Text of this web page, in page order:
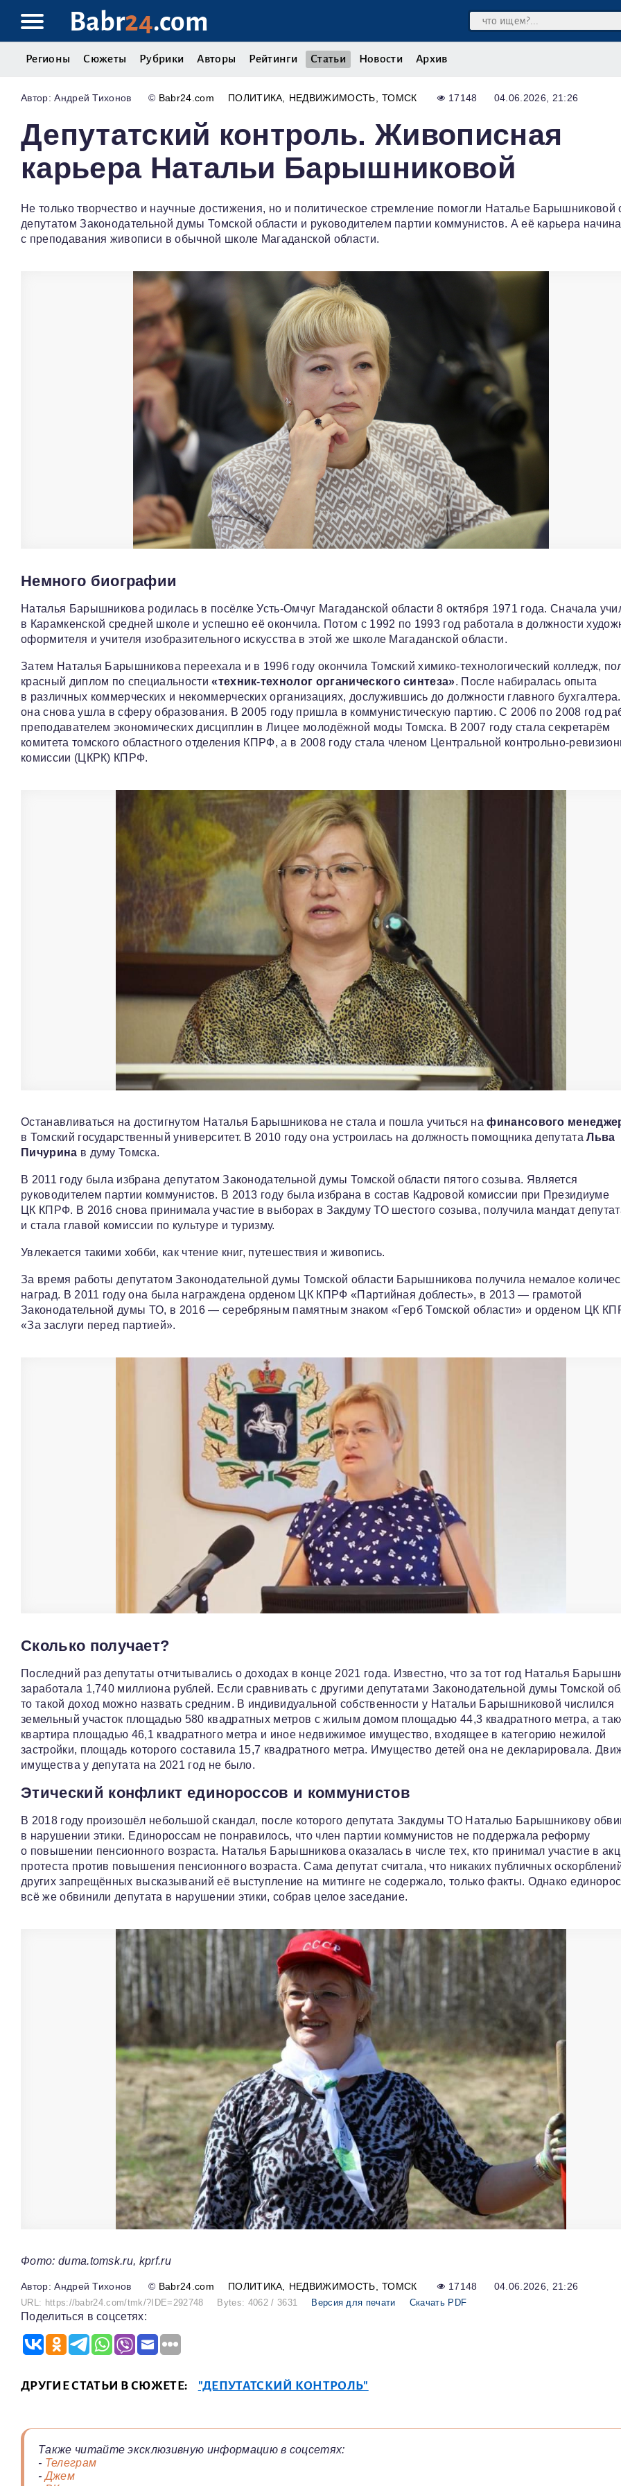
Babr24.com
Регионы Сюжеты Рубрики Авторы Рейтинги Статьи Новости Архив
Андрей Тихонов © Babr24.com ПОЛИТИКА НЕДВИЖИМОСТЬ ТОМСК 17148 04.06.2026, 21:26
Депутатский контроль. Живописная
карьера Натальи Барышниковой
Не только творчество и научные достижения, но и политическое стремление помогли Наталье Барышниковой
депутатом Законодательной думы Томской области и руководителем партии коммунистов. А её карьера
с преподавания живописи в обычной школе Магаданской области.
Немного биографии
Наталья Барышникова родилась в посёлке Усть-Омчуг Магаданской области 8 октября 1971 года. Сначала
в Карамкенской средней школе и успешно её окончила. Потом с 1992 по 1993 год работала в должности
оформителя и учителя изобразительного искусства в этой же школе Магаданской области.
Затем Наталья Барышникова переехала и в 1996 году окончила Томский химико-технологический колледж,
красный диплом по специальности«техник-технолог органического синтеза». После набиралась опыта
в различных коммерческих и некоммерческих организациях, дослужившись до должности главного
она снова ушла в сферу образования. В 2005 году пришла в коммунистическую партию. С 2006 по 2008 год
преподавателем экономических дисциплин в Лицее молодёжной моды Томска. В 2007 году стала секретарём
комитета томского областного отделения КПРФ, а в 2008 году стала членом Центральной контрольно-
комиссии (ЦКРК) КПРФ.
Останавливаться на достигнутом Наталья Барышникова не стала и пошла учиться нафинансового
в Томский государственный университет. В 2010 году она устроилась на должность помощника депутатаЛьва
Пичурина в думу Томска.
В 2011 году была избрана депутатом Законодательной думы Томской области пятого созыва. Является
руководителем партии коммунистов. В 2013 году была избрана в состав Кадровой комиссии при Президиуме
ЦК КПРФ. В 2016 снова принимала участие в выборах в Закдуму ТО шестого созыва, получила мандат
и стала главой комиссии по культуре и туризму.
Увлекается такими хобби, как чтение книг, путешествия и живопись.
За время работы депутатом Законодательной думы Томской области Барышникова получила немалое
наград. В 2011 году она была награждена орденом ЦК КПРФ «Партийная доблесть», в 2013 — грамотой
Законодательной думы ТО, в 2016 — серебряным памятным знаком «Герб Томской области» и орденом ЦК
«За заслуги перед партией».
Сколько получает?
Последний раз депутаты отчитывались о доходах в конце 2021 года. Известно, что за тот год Наталья
заработала 1,740 миллиона рублей. Если сравнивать с другими депутатами Законодательной думы Томской
то такой доход можно назвать средним. В индивидуальной собственности у Натальи Барышниковой числился
земельный участок площадью 580 квадратных метров с жилым домом площадью 44,3 квадратного метра, а
квартира площадью 46,1 квадратного метра и иное недвижимое имущество, входящее в категорию нежилой
застройки, площадь которого составила 15,7 квадратного метра. Имущество детей она не декларировала.
имущества у депутата на 2021 год не было.
Этический конфликт единороссов и коммунистов
В 2018 году произошёл небольшой скандал, после которого депутата Закдумы ТО Наталью Барышникову
в нарушении этики. Единороссам не понравилось, что член партии коммунистов не поддержала реформу
о повышении пенсионного возраста. Наталья Барышникова оказалась в числе тех, кто принимал участие в
протеста против повышения пенсионного возраста. Сама депутат считала, что никаких публичных
других запрещённых высказываний её выступление на митинге не содержало, только факты. Однако
всё же обвинили депутата в нарушении этики, собрав целое заседание.
Фото: duma.tomsk.ru, kprf.ru
Андрей Тихонов © Babr24.com ПОЛИТИКА НЕДВИЖИМОСТЬ ТОМСК 17148 04.06.2026, 21:26
URL: https://babr24.com/tmk/?IDE=292748 Bytes: 4062 / 3631 Версия для печати Скачать PDF
Поделиться в соцсетях:
ДРУГИЕ СТАТЬИ В СЮЖЕТЕ: "ДЕПУТАТСКИЙ КОНТРОЛЬ"
Также читайте эксклюзивную информацию в соцсетях:
- Телеграм
-Джем